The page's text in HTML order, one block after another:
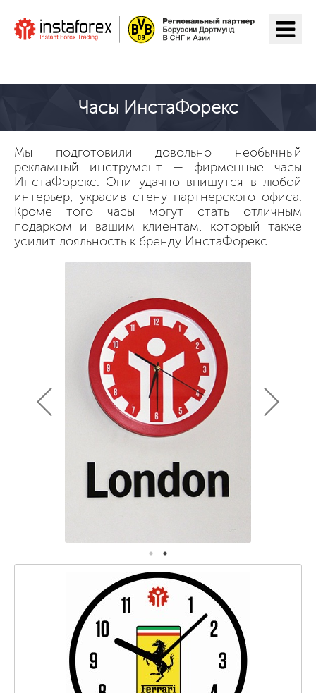
Часы ИнстаФорекс
Мы подготовили довольно необычный
рекламный инструмент — фирменные часы
ИнстаФорекс. Они удачно впишутся в любой
интерьер, украсив стену партнерского офиса.
Кроме того часы могут стать отличным
подарком и вашим клиентам, который также
усилит лояльность к бренду ИнстаФорекс.